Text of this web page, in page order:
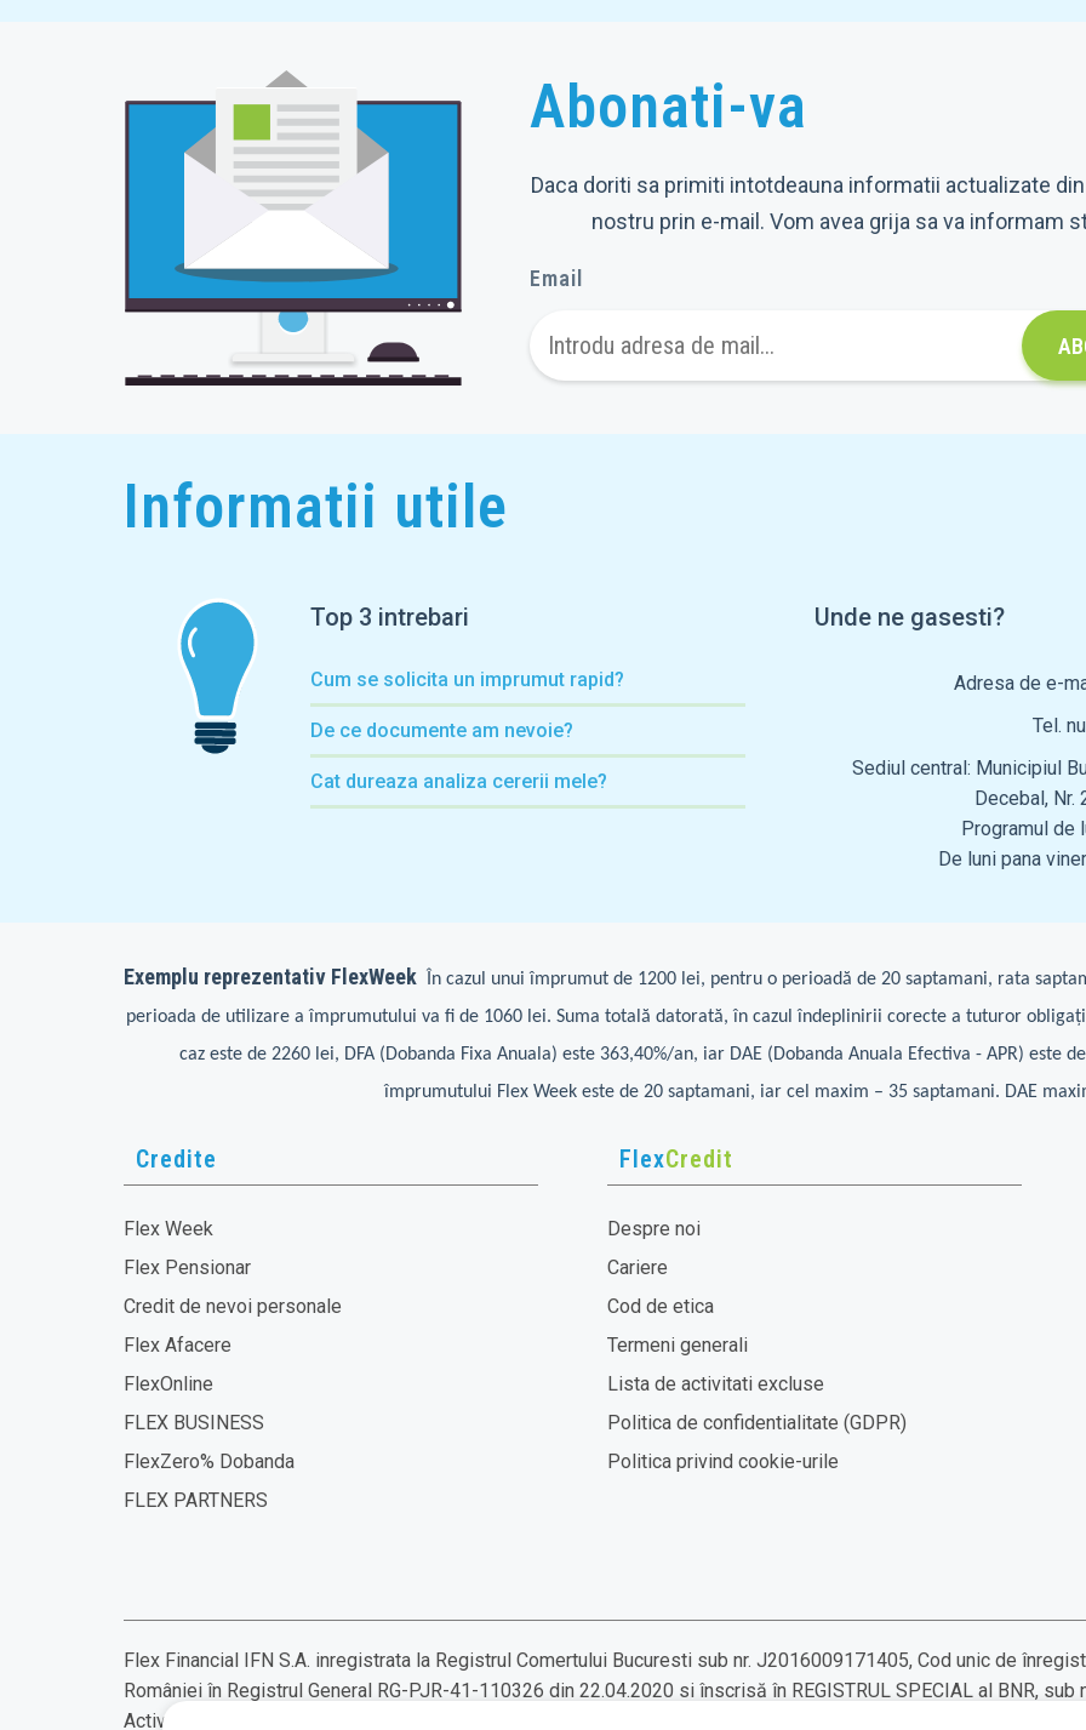
Abonati-va
Daca doriti sa primiti intotdeauna informatii actualizate
nostru prin e-mail. Vom avea grija sa va informam
Email
Informatii utile
Top 3 intrebari
Cum se solicita un imprumut rapid?
De ce documente am nevoie?
Cat dureaza analiza cererii mele?
Unde ne gasesti?
Adresa de e-
Tel.
Sediul central: Municipiul
Decebal, Nr.
Programul de
De luni pana
Exemplu reprezentativ FlexWeek
În cazul unui împrumut de 1200 lei, pentru o perioadă de 20 saptamani, rata
perioada de utilizare a împrumutului va fi de 1060 lei. Suma totală datorată, în cazul îndeplinirii corecte a tuturor
caz este de 2260 lei, DFA (Dobanda Fixa Anuala) este 363,40%/an, iar DAE (Dobanda Anuala Efectiva - APR) este
împrumutului Flex Week este de 20 saptamani, iar cel maxim – 35 saptamani. DAE
Credite
Flex Week
Flex Pensionar
Credit de nevoi personale
Flex Afacere
FlexOnline
FLEX BUSINESS
FlexZero% Dobanda
FLEX PARTNERS
FlexCredit
Despre noi
Cariere
Cod de etica
Termeni generali
Lista de activitati excluse
Politica de confidentialitate (GDPR)
Politica privind cookie-urile
Flex Financial IFN S.A. inregistrata la Registrul Comertului Bucuresti sub nr. J2016009171405, Cod unic de
României în Registrul General RG-PJR-41-110326 din 22.04.2020 si înscrisă în REGISTRUL SPECIAL al BNR,
Activitatea principala cod CAEN 6492 - Alte activităţi de creditare, autorizata conform declaratiei nr. 533868/2019.